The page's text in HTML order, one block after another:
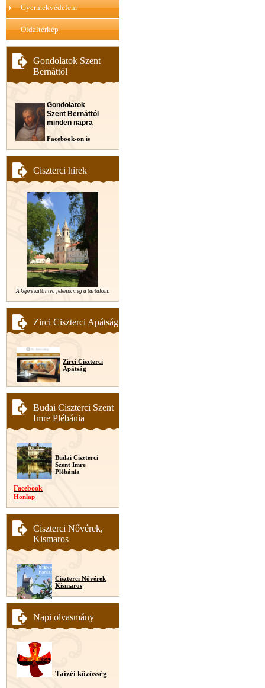
Gyermekvédelem
Oldaltérkép
Gondolatok Szent
Bernáttól
Gondolatok
Szent Bernáttól
minden napra
Facebook-on is
Ciszterci hírek
A képre kattintva jelenik meg a tartalom.
Zirci Ciszterci Apátság
Zirci Ciszterci
Apátság
Budai Ciszterci Szent
Imre Plébánia
Budai Ciszterci
Szent Imre
Plébánia
Facebook
Honlap
Ciszterci Nővérek,
Kismaros
Ciszterci Nővérek
Kismaros
Napi olvasmány
Taizéi közösség